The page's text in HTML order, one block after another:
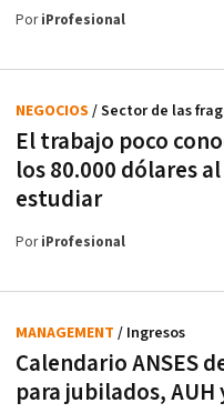
PoriProfesional
El trabajo poco
los 80.000 dólares
estudiar
NEGOCIOS / Sector de las
PoriProfesional
Calendario ANSES
para jubilados,
MANAGEMENT / Ingresos